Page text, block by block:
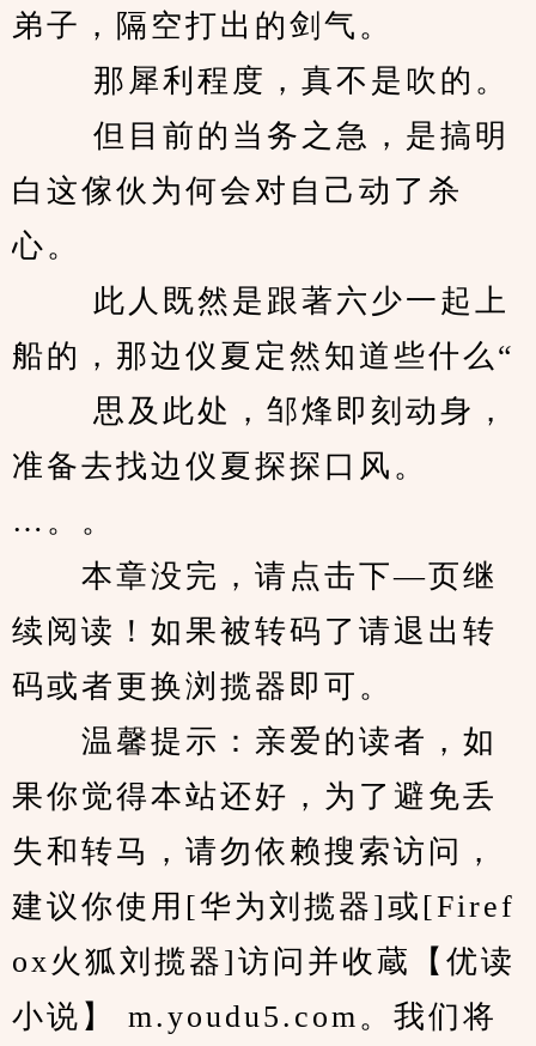
弟子，隔空打出的剑气。
那犀利程度，真不是吹的。
但目前的当务之急，是搞明
白这傢伙为何会对自己动了杀
心。
此人既然是跟著六少一起上
船的，那边仪夏定然知道些什么“
思及此处，邹烽即刻动身，
准备去找边仪夏探探口风。
…。。
本章没完，请点击下—页继
续阅读！如果被转码了请退出转
码或者更换浏揽器即可。
温馨提示：亲爱的读者，如
果你觉得本站还好，为了避免丢
失和转马，请勿依赖搜索访问，
建议你使用[华为刘揽器]或[Firef
ox火狐刘揽器]访问并收蔵【优读
小说】 m.youdu5.com。我们将